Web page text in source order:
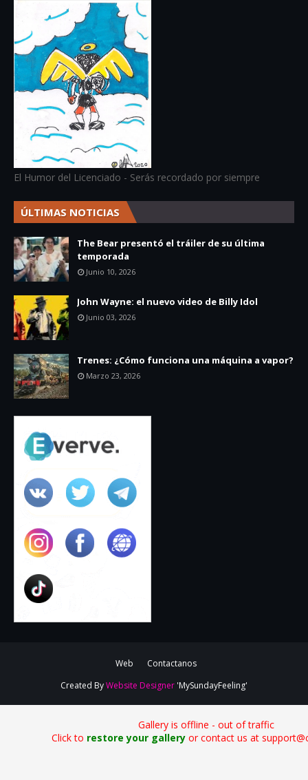
El Humor del Licenciado - Serás recordado por siempre
ÚLTIMAS NOTICIAS
The Bear presentó el tráiler de su última
temporada
Junio 10, 2026
John Wayne: el nuevo video de Billy Idol
Junio 03, 2026
Trenes: ¿Cómo funciona una máquina a vapor?
Marzo 23, 2026
Web
Contactanos
Created ByWebsite Designer 'MySundayFeeling'
Gallery is offline - out of traffic
Click to restore your galleryor contact us at